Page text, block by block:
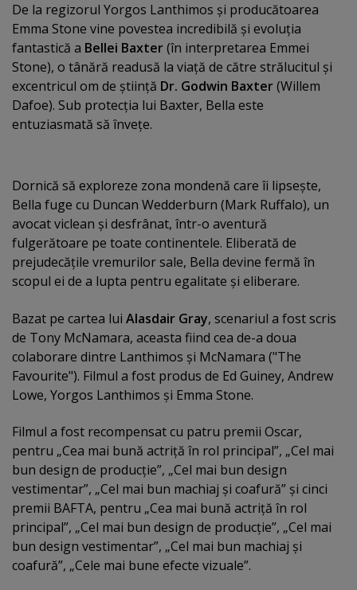
De la regizorul Yorgos Lanthimos şi producătoarea
Emma Stone vine povestea incredibilă şi evoluţia
fantastică a Bellei Baxter(în interpretarea Emmei
Stone), o tânără readusă la viaţă de către strălucitul şi
excentricul om de ştiinţă Dr. Godwin Baxter(Willem
Dafoe). Sub protecţia lui Baxter, Bella este
entuziasmată să înveţe.
Dornică să exploreze zona mondenă care îi lipseşte,
Bella fuge cu Duncan Wedderburn (Mark Ruffalo), un
avocat viclean şi desfrânat, într-o aventură
fulgerătoare pe toate continentele. Eliberată de
prejudecăţile vremurilor sale, Bella devine fermă în
scopul ei de a lupta pentru egalitate şi eliberare.
Bazat pe cartea lui Alasdair Gray, scenariul a fost scris
de Tony McNamara, aceasta fiind cea de-a doua
colaborare dintre Lanthimos şi McNamara ("The
Favourite"). Filmul a fost produs de Ed Guiney, Andrew
Lowe, Yorgos Lanthimos şi Emma Stone.
Filmul a fost recompensat cu patru premii Oscar,
pentru „Cea mai bună actriţă în rol principal”, „Cel mai
bun design de producţie”, „Cel mai bun design
vestimentar”, „Cel mai bun machiaj şi coafură” şi cinci
premii BAFTA, pentru „Cea mai bună actriţă în rol
principal”, „Cel mai bun design de producţie”, „Cel mai
bun design vestimentar”, „Cel mai bun machiaj şi
coafură”, „Cele mai bune efecte vizuale”.